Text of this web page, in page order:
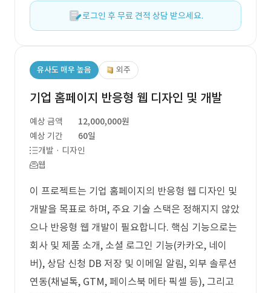
로그인 후 무료 견적 상담 받으세요.
유사도 매우 높음 외주
기업 홈페이지 반응형 웹 디자인 및 개발
예상 금액
12,000,000원
예상 기간
60일
개발 · 디자인
웹
이 프로젝트는 기업 홈페이지의 반응형 웹 디자인 및
개발을 목표로 하며, 주요 기술 스택은 정해지지 않았
으나 반응형 웹 개발이 필요합니다. 핵심 기능으로는
회사 및 제품 소개, 소셜 로그인 기능(카카오, 네이
버), 상담 신청 DB 저장 및 이메일 알림, 외부 솔루션
연동(채널톡, GTM, 페이스북 메타 픽셀 등), 그리고